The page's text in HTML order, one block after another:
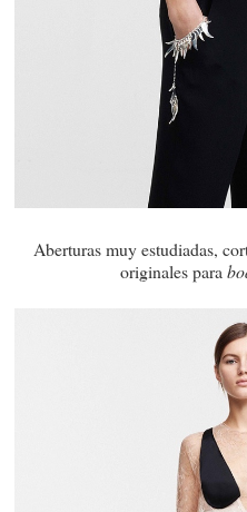
Aberturas muy estudiadas,
originales para